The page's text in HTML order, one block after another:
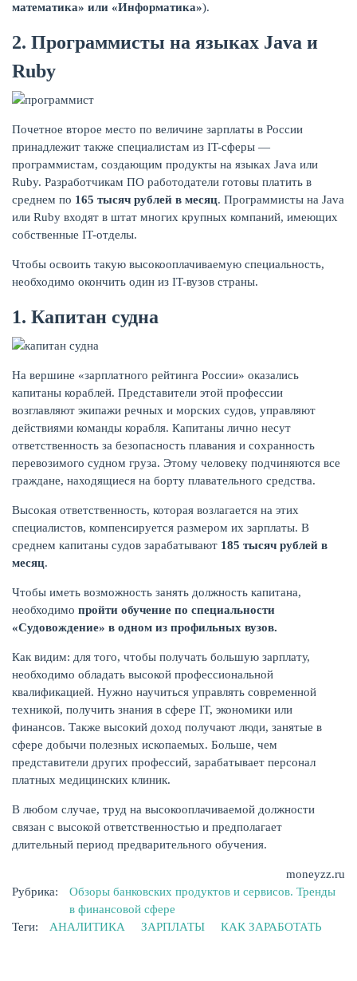
математика» или «Информатика»).
2. Программисты на языках Java и
Ruby
Почетное второе место по величине зарплаты в России
принадлежит также специалистам из IT-сферы —
программистам, создающим продукты на языках Java или
Ruby. Разработчикам ПО работодатели готовы платить в
среднем по 165 тысяч рублей в месяц. Программисты на Java
или Ruby входят в штат многих крупных компаний, имеющих
собственные IT-отделы.
Чтобы освоить такую высокооплачиваемую специальность,
необходимо окончить один из IT-вузов страны.
1. Капитан судна
На вершине «зарплатного рейтинга России» оказались
капитаны кораблей. Представители этой профессии
возглавляют экипажи речных и морских судов, управляют
действиями команды корабля. Капитаны лично несут
ответственность за безопасность плавания и сохранность
перевозимого судном груза. Этому человеку подчиняются все
граждане, находящиеся на борту плавательного средства.
Высокая ответственность, которая возлагается на этих
специалистов, компенсируется размером их зарплаты. В
среднем капитаны судов зарабатывают 185 тысяч рублей в
месяц.
Чтобы иметь возможность занять должность капитана,
необходимо пройти обучение по специальности
«Судовождение» в одном из профильных вузов.
Как видим: для того, чтобы получать большую зарплату,
необходимо обладать высокой профессиональной
квалификацией. Нужно научиться управлять современной
техникой, получить знания в сфере IT, экономики или
финансов. Также высокий доход получают люди, занятые в
сфере добычи полезных ископаемых. Больше, чем
представители других профессий, зарабатывает персонал
платных медицинских клиник.
В любом случае, труд на высокооплачиваемой должности
связан с высокой ответственностью и предполагает
длительный период предварительного обучения.
moneyzz.ru
Рубрика:
Обзоры банковских продуктов и сервисов. Тренды
в финансовой сфере
Теги:
АНАЛИТИКА ЗАРПЛАТЫ КАК ЗАРАБОТАТЬ